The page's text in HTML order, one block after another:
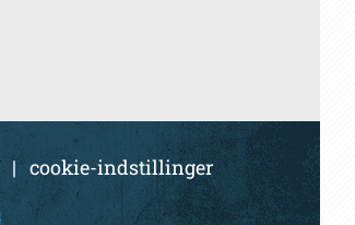
| cookie-indstillinger